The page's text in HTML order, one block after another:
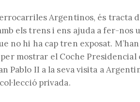
Argentinos, és tracta
els trens i ens ajuda a fer-nos
no hi ha cap tren exposat.
mostrar el Coche
Pablo II a la seva visita a
privada.